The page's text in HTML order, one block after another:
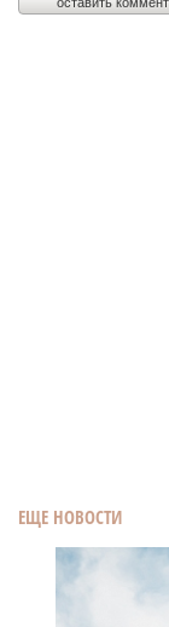
ЕЩЕ НОВОСТИ